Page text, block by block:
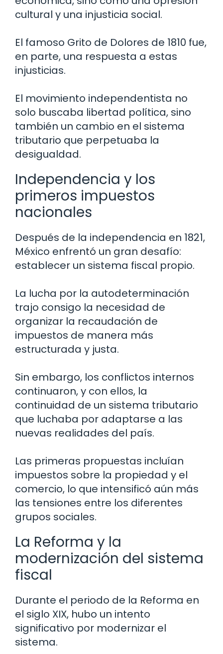
cultural y una injusticia social.
El famoso Grito de Dolores de 1810 fue,
en parte, una respuesta a estas
injusticias.
El movimiento independentista no
solo buscaba libertad política, sino
también un cambio en el sistema
tributario que perpetuaba la
desigualdad.
Independencia y los
primeros impuestos
nacionales
Después de la independencia en 1821,
México enfrentó un gran desafío:
establecer un sistema fiscal propio.
La lucha por la autodeterminación
trajo consigo la necesidad de
organizar la recaudación de
impuestos de manera más
estructurada y justa.
Sin embargo, los conflictos internos
continuaron, y con ellos, la
continuidad de un sistema tributario
que luchaba por adaptarse a las
nuevas realidades del país.
Las primeras propuestas incluían
impuestos sobre la propiedad y el
comercio, lo que intensificó aún más
las tensiones entre los diferentes
grupos sociales.
La Reforma y la
modernización del sistema
fiscal
Durante el periodo de la Reforma en
el siglo XIX, hubo un intento
significativo por modernizar el
sistema.